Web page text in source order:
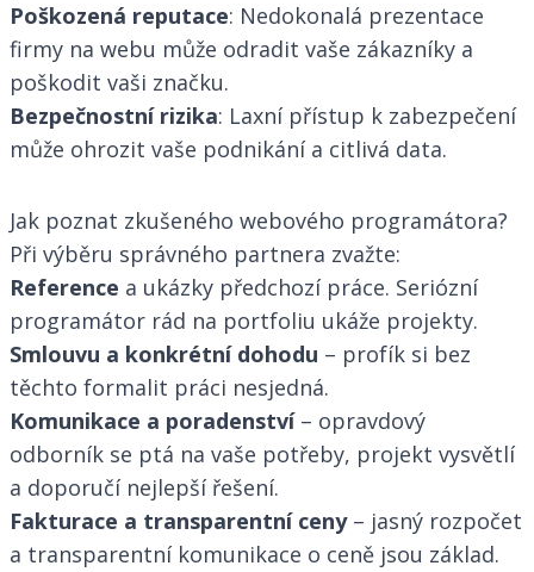
Poškozená reputace: Nedokonalá prezentace
firmy na webu může odradit vaše zákazníky a
poškodit vaši značku.
Bezpečnostní rizika: Laxní přístup k zabezpečení
může ohrozit vaše podnikání a citlivá data.
Jak poznat zkušeného webového programátora?
Při výběru správného partnera zvažte:
Reference a ukázky předchozí práce. Seriózní
programátor rád na portfoliu ukáže projekty.
Smlouvu a konkrétní dohodu – profík si bez
těchto formalit práci nesjedná.
Komunikace a poradenství– opravdový
odborník se ptá na vaše potřeby, projekt vysvětlí
a doporučí nejlepší řešení.
Fakturace a transparentní ceny– jasný rozpočet
a transparentní komunikace o ceně jsou základ.